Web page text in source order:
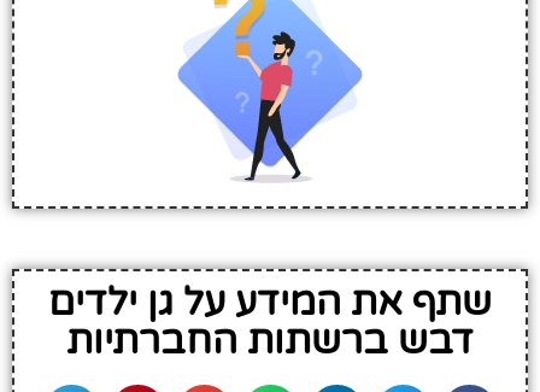
שתף את המידע על גן ילדים
דבש ברשתות החברתיות